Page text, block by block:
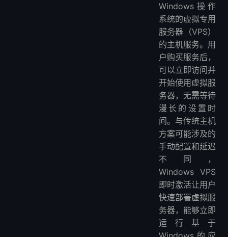
Windows操作
系统的虚拟专用
服务器（VPS）
的主机服务。用
户购买服务后，
可以立即访问并
开始使用虚拟服
务器，无需等待
漫长的设置时
间。与传统主机
方案可能涉及的
手动配置和延迟
不同，
Windows VPS
即时激活让用户
快速部署虚拟服
务器，能够立即
运行基于